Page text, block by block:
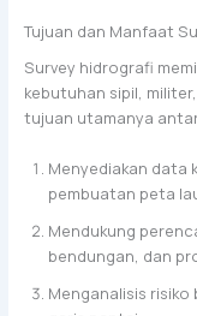
Tujuan dan Manfaat
Survey hidrografi
kebutuhan sipil,
tujuan utamanya
Menyediakan data
pembuatan peta
Mendukung
bendungan, dan
Menganalisis